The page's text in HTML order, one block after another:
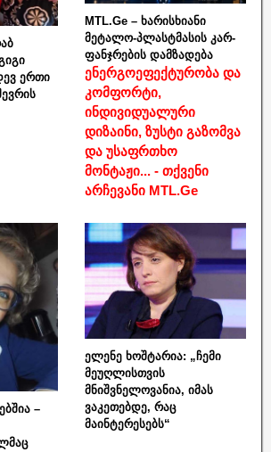
ერთი
MTL.Ge – ხარისხიანი
მეტალო-პლასტმასის კარ-
ფანჯრების დამზადება
ენერგოეფექტურობა და
კომფორტი,
ინდივიდუალური
დიზაინი, ზუსტი გაზომვა
და უსაფრთხო
მონტაჟი... - თქვენი
არჩევანი MTL.Ge
–
ელენე ხოშტარია: „ჩემი
მეუღლისთვის
მნიშვნელოვანია, იმას
ვაკეთებდე, რაც
მაინტერესებს“